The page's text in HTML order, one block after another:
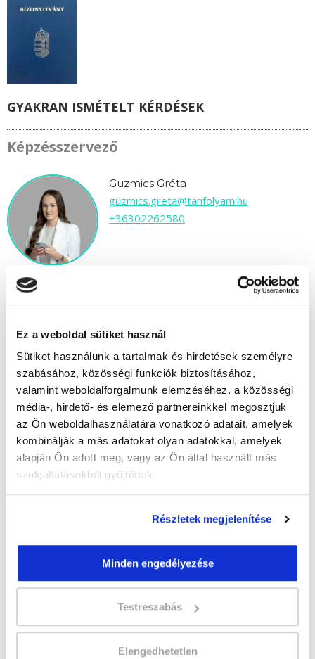
Ez a weboldal sütiket használ
Sütiket használunk a tartalmak és hirdetések személyre
szabásához, közösségi funkciók biztosításához,
valamint weboldalforgalmunk elemzéséhez. a közösségi
média-, hirdető- és elemező partnereinkkel megosztjuk
az Ön weboldalhasználatára vonatkozó adatait, amelyek
kombinálják a más adatokat olyan adatokkal, amelyek
alapján Ön adott meg, vagy az Ön által használt más
szolgáltatásokból gyűjtöttek.
Részletek megjelenítése
Minden engedélyezése
Testreszabás
Elengedhetetlen
GYAKRAN ISMÉTELT KÉRDÉSEK
Képzésszervező
Guzmics Gréta
guzmics.greta@tanfolyam.hu
+36302262580
" A " csoport
Időtartam:8-10 hónap
Indulás időpontja:2026-09-24
Képzés ára:1 190 000 Ft
egyösszegű befizetés esetén
Vizsgadíj:90 000 Ft
Vizsgadíj várható összege
Kutya-fizioterapeuta
szakképesítés online képzés - Kecskemét
tanfolyamunkat és váltsd valóra az álmaidat!